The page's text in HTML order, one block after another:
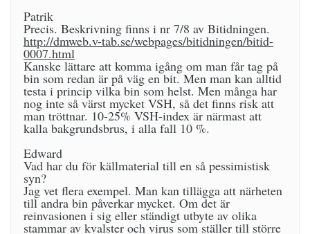
Patrik
Precis. Beskrivning finns i nr 7/8 av Bitidningen.
http://dmweb.v-tab.se/webpages/bitidningen/bitid-
0007.html
Kanske lättare att komma igång om man får tag på
bin som redan är på väg en bit. Men man kan alltid
testa i princip vilka bin som helst. Men många har
nog inte så värst mycket VSH, så det finns risk att
man tröttnar. 10-25% VSH-index är närmast att
kalla bakgrundsbrus, i alla fall 10 %.
Edward
Vad har du för källmaterial till en så pessimistisk
syn?
Jag vet flera exempel. Man kan tillägga att närheten
till andra bin påverkar mycket. Om det är
reinvasionen i sig eller ständigt utbyte av olika
stammar av kvalster och virus som ställer till större